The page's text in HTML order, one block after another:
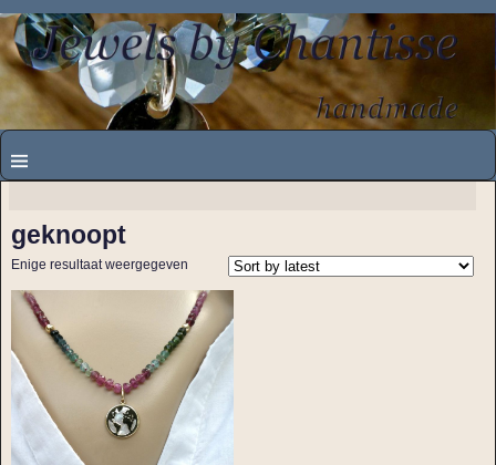
geknoopt
Enige resultaat weergegeven